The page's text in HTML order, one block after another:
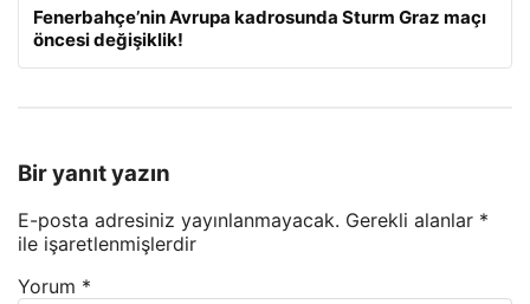
Fenerbahçe’nin Avrupa kadrosunda Sturm Graz maçı
öncesi değişiklik!
Bir yanıt yazın
E-posta adresiniz yayınlanmayacak. Gerekli alanlar *
ile işaretlenmişlerdir
Yorum *